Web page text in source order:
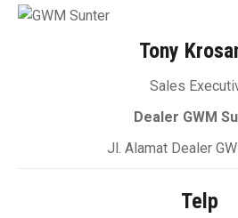
Tony
Sales
Dealer GWM
Jl. Alamat Dealer
Telp